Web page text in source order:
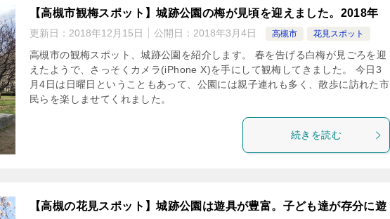
【高槻市観梅スポット】城跡公園の梅が見頃を迎えました。2018年
更新日： 2018年12月15日 公開日： 2018年3月4日 高槻市 花見スポット
高槻市の観梅スポット、城跡公園を紹介します。 春を告げる白梅が見ごろを迎
えたようで、さっそくカメラ(iPhone X)を手にして観梅してきました。 今日3
月4日は日曜日ということもあって、公園には親子連れも多く、散歩に訪れた市
民らを楽しませてくれました。
続きを読む
【高槻の花見スポット】城跡公園は遊具が豊富。子ども達が存分に遊